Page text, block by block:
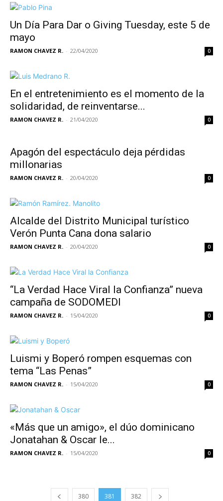
Un Día Para Dar o Giving Tuesday, este 5 de
mayo
RAMON CHAVEZ R. - 22/04/2020 0
En el entretenimiento es el momento de la
solidaridad, de reinventarse...
RAMON CHAVEZ R. - 21/04/2020 0
Apagón del espectáculo deja pérdidas
millonarias
RAMON CHAVEZ R. - 20/04/2020 0
Alcalde del Distrito Municipal turístico
Verón Punta Cana dona salario
RAMON CHAVEZ R. - 20/04/2020 0
“La Verdad Hace Viral la Confianza” nueva
campaña de SODOMEDI
RAMON CHAVEZ R. - 15/04/2020 0
Luismi y Boperó rompen esquemas con
tema “Las Penas”
RAMON CHAVEZ R. - 15/04/2020 0
«Más que un amigo», el dúo dominicano
Jonatahan & Oscar le...
RAMON CHAVEZ R. - 15/04/2020 0
380 381 382